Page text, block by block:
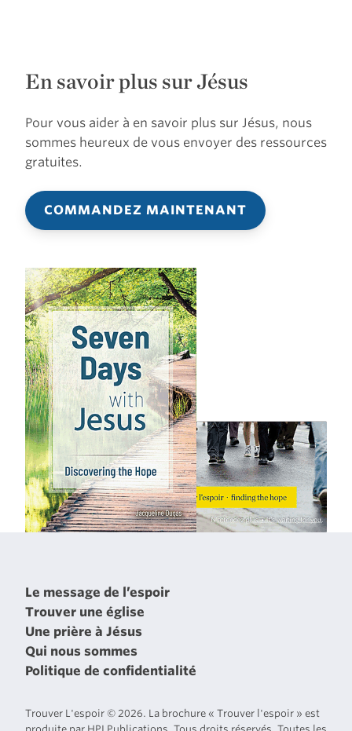
En savoir plus sur Jésus
Pour vous aider à en savoir plus sur Jésus, nous
sommes heureux de vous envoyer des ressources
gratuites.
COMMANDEZ MAINTENANT
Le message de l’espoir
Trouver une église
Une prière à Jésus
Qui nous sommes
Politique de confidentialité
Trouver L'espoir © 2026. La brochure « Trouver l'espoir » est